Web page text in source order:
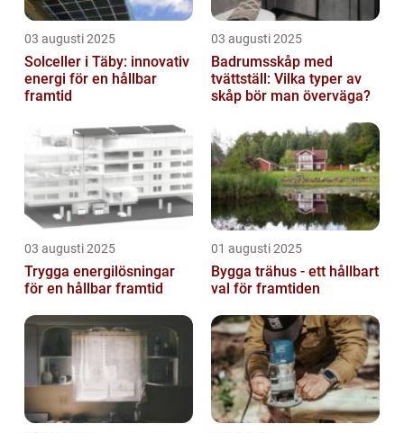
03 augusti 2025
Solceller i Täby: innovativ
energi för en hållbar
framtid
03 augusti 2025
Badrumsskåp med
tvättställ: Vilka typer av
skåp bör man överväga?
03 augusti 2025
Trygga energilösningar
för en hållbar framtid
01 augusti 2025
Bygga trähus - ett hållbart
val för framtiden